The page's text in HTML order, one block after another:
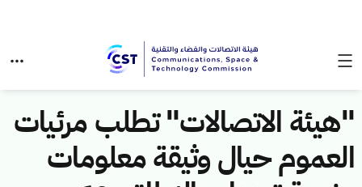
"هيئة الاتصالات" تطلب مرئيات
العموم حيال وثيقة معلومات